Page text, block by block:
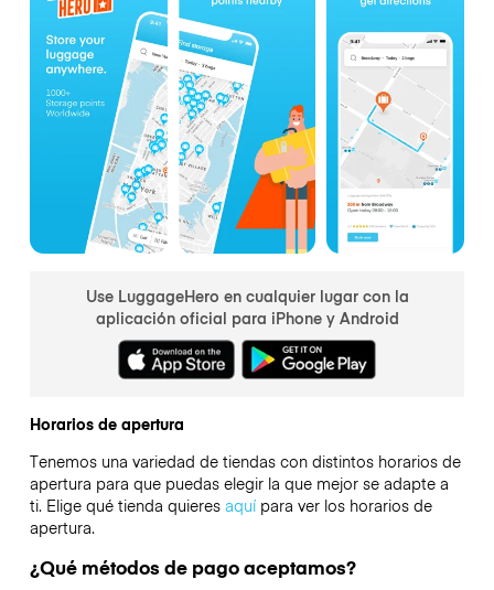
Use LuggageHero en cualquier lugar con la
aplicación oficial para iPhone y Android
Horarios de apertura
Tenemos una variedad de tiendas con distintos horarios de
apertura para que puedas elegir la que mejor se adapte a
ti. Elige qué tienda quieres aquípara ver los horarios de
apertura.
¿Qué métodos de pago aceptamos?